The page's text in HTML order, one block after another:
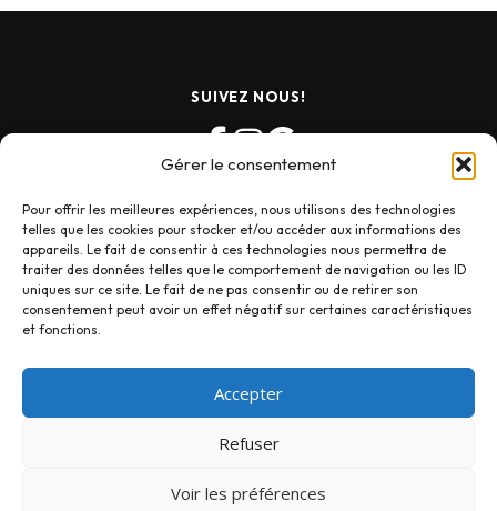
Gérer le consentement
Pour offrir les meilleures expériences, nous utilisons des technologies
telles que les cookies pour stocker et/ou accéder aux informations des
appareils. Le fait de consentir à ces technologies nous permettra de
traiter des données telles que le comportement de navigation ou les ID
uniques sur ce site. Le fait de ne pas consentir ou de retirer son
consentement peut avoir un effet négatif sur certaines caractéristiques
et fonctions.
Accepter
Refuser
Voir les préférences
SUIVEZ NOUS!
Conditions générales de vente (CVG)